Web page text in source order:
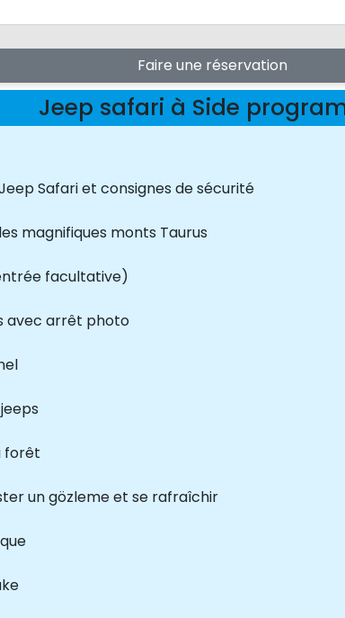
Faire une réservation
Jeep safari à Side
Safari et consignes de sécurité
magnifiques monts Taurus
facultative)
avec arrêt photo
forêt
un gözleme et se rafraîchir